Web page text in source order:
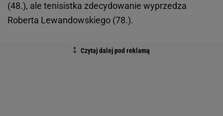
(48.), ale tenisistka zdecydowanie wyprzedza
Roberta Lewandowskiego (78.).